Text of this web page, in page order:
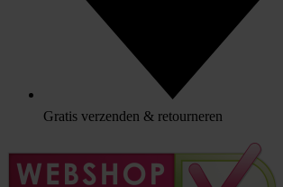
Gratis verzenden & retourneren